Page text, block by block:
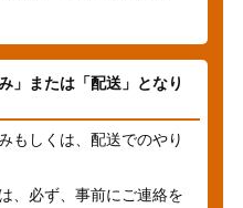
」または「配送」となり
もしくは、配送でのやり
、必ず、事前にご連絡を